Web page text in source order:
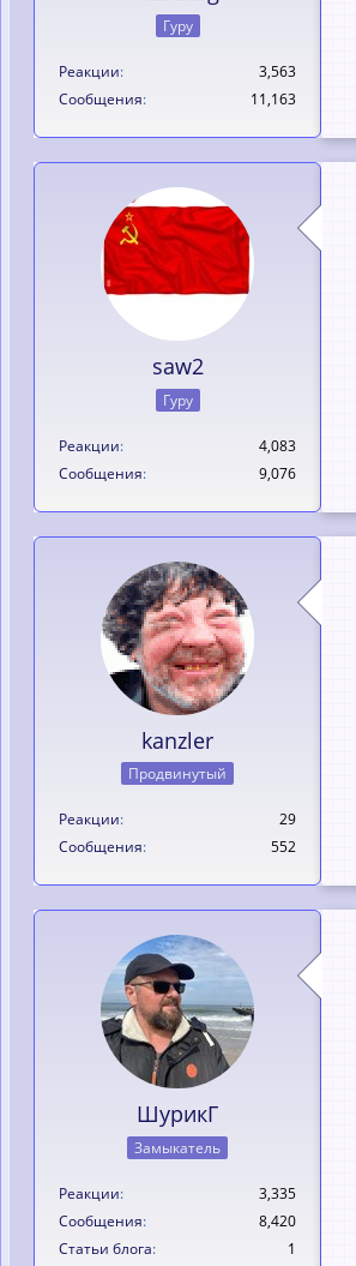
Гуру
Реакции
3,563
Сообщения
11,163
saw2
Гуру
Реакции
4,083
Сообщения
9,076
kanzler
Продвинутый
Реакции
29
Сообщения
552
ШурикГ
Замыкатель
Реакции
3,335
Сообщения
8,420
Статьи блога
1